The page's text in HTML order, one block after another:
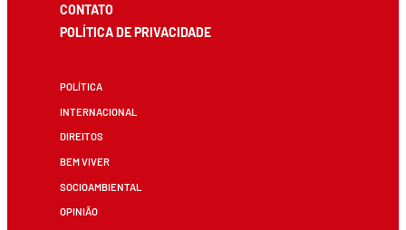
CONTATO
POLÍTICA DE PRIVACIDADE
POLÍTICA
INTERNACIONAL
DIREITOS
BEM VIVER
SOCIOAMBIENTAL
OPINIÃO